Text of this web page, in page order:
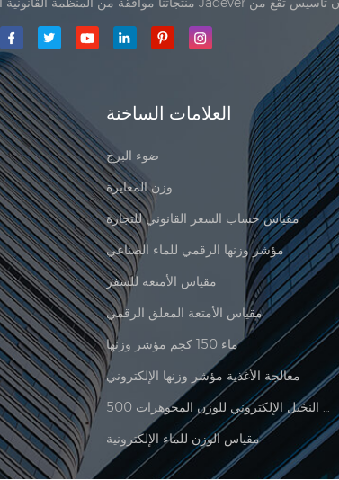
العلامات الساخنة
ضوء البرج
وزن المعايرة
مقياس حساب السعر القانوني للتجارة
مؤشر وزنها الرقمي للماء الصناعي
مقياس الأمتعة للسفر
مقياس الأمتعة المعلق الرقمي
ماء 150 كجم مؤشر وزنها
معالجة الأغذية مؤشر وزنها الإلكتروني
500 جرام مقياس النخيل الإلكتروني للوزن المجوهرات
مقياس الوزن للماء الإلكترونية